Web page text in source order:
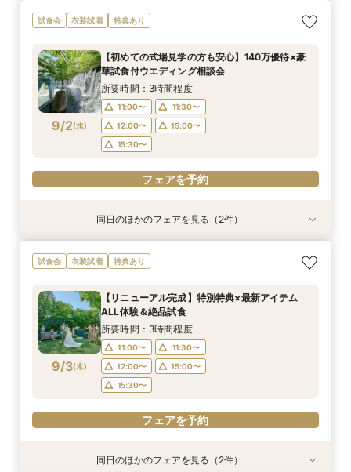
8/30(日)
【少人数プラン相談会】専用の貸切別邸OPEN&
贅沢無料試食
8:30〜
8:45〜
9:00〜
13:30〜
14:00〜
フェアを予約
8/30(日)
【神前挙式をご検討の方へ】神殿「凛」見学＆和
フレンチ無料試食
8:30〜
8:45〜
9:00〜
13:30〜
14:00〜
フェアを予約
8/30(日)
【初めての式場見学の方も安心】豪華試食付きウ
エディング相談会
8:30〜
8:45〜
9:00〜
13:30〜
14:00〜
フェアを予約
8/30(日)
《新チャペルOPEN記念◆8大特典≫木目×ナ
チュラルチャペル体験
8:30〜
8:45〜
9:00〜
13:30〜
14:00〜
フェアを予約
8/30(日)
マイナビ限定【料理重視派必見】和牛フィレ肉×
懐石フレンチコース美食会
8:30〜
8:45〜
9:00〜
13:30〜
14:00〜
フェアを予約
8/30(日)
マイナビ限定【料理重視派必見】和牛フィレ肉×
懐石フレンチコース美食会
8:30〜
8:45〜
9:00〜
13:30〜
14:00〜
フェアを予約
試食会 衣装試着 特典あり
9/2(水)
【初めての式場見学の方も安心】140万優待×豪
華試食付ウエディング相談会
所要時間：3時間程度
11:00〜
11:30〜
12:00〜
15:00〜
15:30〜
フェアを予約
衣装試着 特典あり
9/2(水)
【少人数プラン相談会】専用の貸切別邸OPEN&
贅沢無料試食
11:00〜
11:30〜
12:00〜
15:00〜
15:30〜
フェアを予約
特典あり
9/2(水)
マイナビ限定★当館人気NO,1◆豪華国産「しあ
わせ絆牛」絶品試食付◆
11:00〜
11:30〜
12:00〜
15:00〜
15:30〜
フェアを予約
同日のほかのフェアを見る（2件）
試食会 衣装試着 特典あり
9/3(木)
【リニューアル完成】特別特典×最新アイテム
ALL体験＆絶品試食
所要時間：3時間程度
11:00〜
11:30〜
12:00〜
15:00〜
15:30〜
フェアを予約
衣装試着 特典あり
特典あり同日のほかのフェアを見る（2件）